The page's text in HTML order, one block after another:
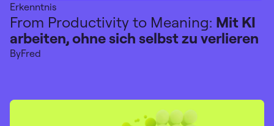
Erkenntnis
From Productivity to Meaning: Mit KI
arbeiten, ohne sich selbst zu verlieren
ByFred